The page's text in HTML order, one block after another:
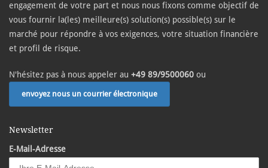
engagement de votre part et nous nous fixons comme objectif de
vous fournir la(les) meilleure(s) solution(s) possible(s) sur le
marché pour répondre à vos exigences, votre situation financière
et profil de risque.
N'hésitez pas à nous appeler au +49 89/9500060 ou
envoyez nous un courrier électronique
Newsletter
E-Mail-Adresse